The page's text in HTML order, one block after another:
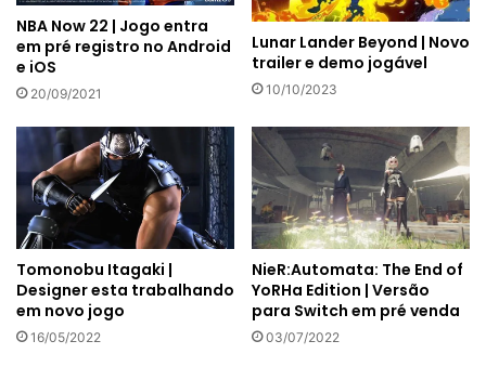
NBA Now 22 | Jogo entra
em pré registro no Android
e iOS
20/09/2021
Lunar Lander Beyond | Novo
trailer e demo jogável
10/10/2023
Tomonobu Itagaki |
Designer esta trabalhando
em novo jogo
16/05/2022
NieR:Automata: The End of
YoRHa Edition | Versão
para Switch em pré venda
03/07/2022